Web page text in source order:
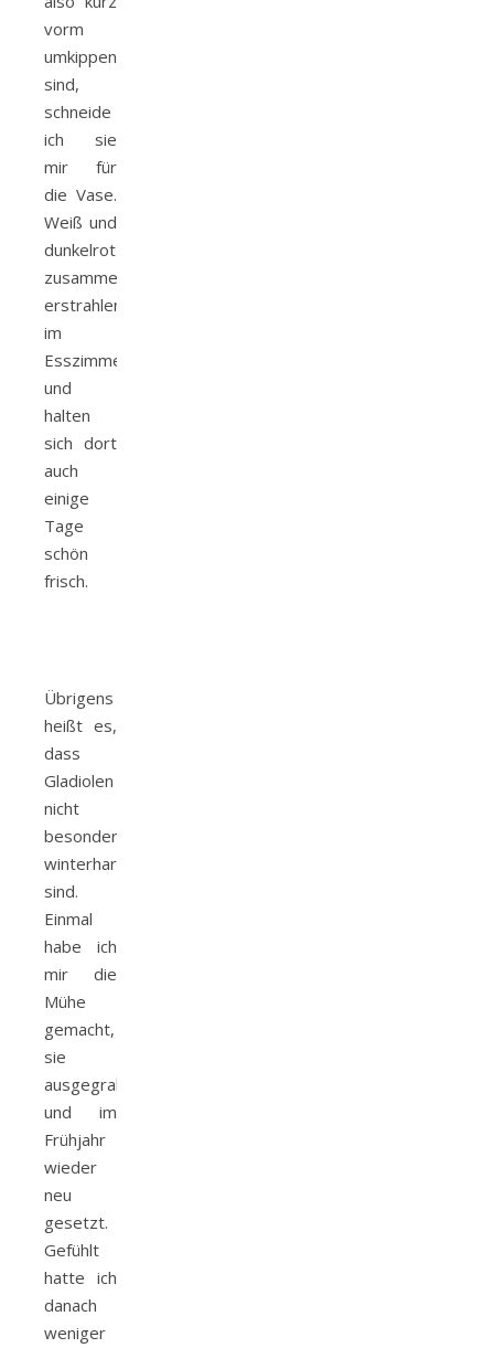
vorm
umkippen
sind,
schneide
ich sie
mir für
die Vase.
Weiß und
dunkelrot
zusammen
erstrahlen
im
Esszimmer
und
halten
sich dort
auch
einige
Tage
schön
frisch.
Übrigens
heißt es,
dass
Gladiolen
nicht
besonders
winterhart
sind.
Einmal
habe ich
mir die
Mühe
gemacht,
sie
ausgegraben
und im
Frühjahr
wieder
neu
gesetzt.
Gefühlt
hatte ich
danach
weniger